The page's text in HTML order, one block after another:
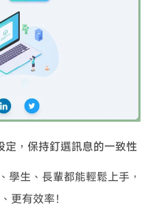
定，保持釘選訊息的一致性
學生、長輩都能輕鬆上手，
更有效率！